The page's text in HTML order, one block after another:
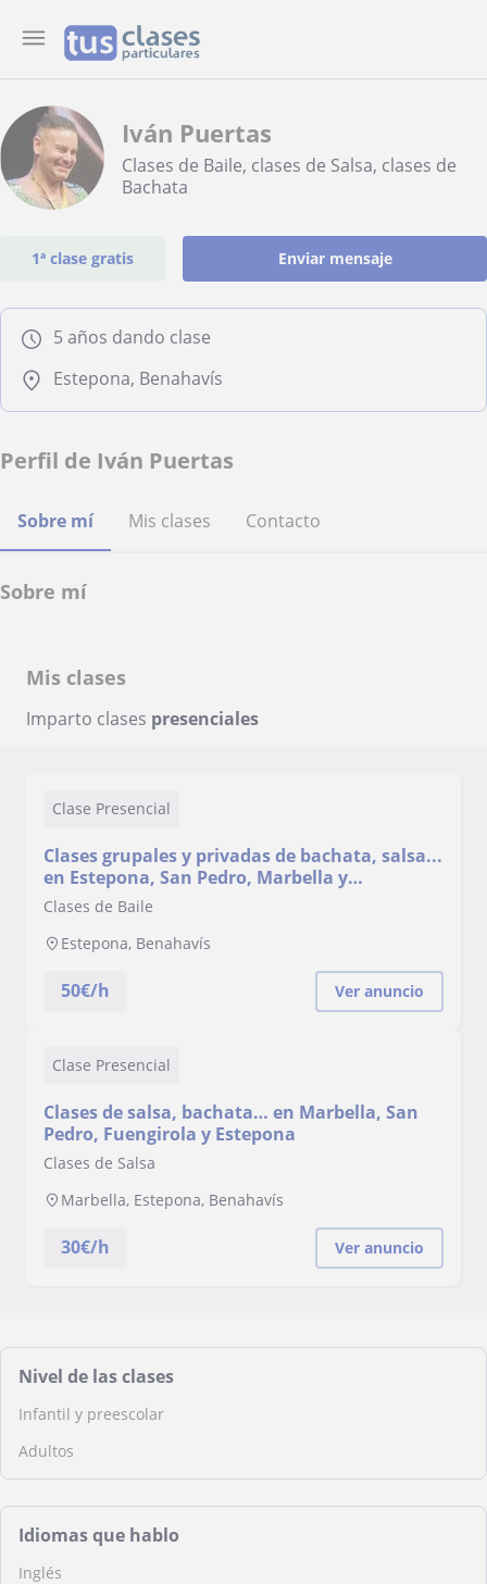
Iván Puertas
Clases de Baile, clases de Salsa, clases de
Bachata
1ª clase gratis Enviar mensaje
5 años dando clase
Estepona, Benahavís
Perfil de Iván Puertas
Sobre mí Mis clases Contacto
Sobre mí
Mis clases
Imparto clases presenciales
Clase Presencial
Clases grupales y privadas de bachata, salsa...
en Estepona, San Pedro, Marbella y
Fuengirola
Clases de Baile
Estepona, Benahavís
50€/h Ver anuncio
Clase Presencial
Clases de salsa, bachata… en Marbella, San
Pedro, Fuengirola y Estepona
Clases de Salsa
Marbella, Estepona, Benahavís
30€/h Ver anuncio
Nivel de las clases
Infantil y preescolar
Adultos
Idiomas que hablo
Inglés